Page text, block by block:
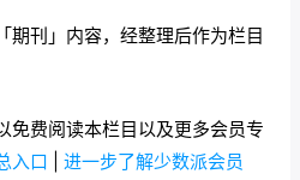
期刊」内容，经整理后作为栏目
免费阅读本栏目以及更多会员专
入口 进一步了解少数派会员